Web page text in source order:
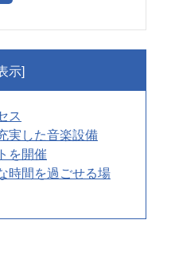
示]
ス
実した音楽設備
を開催
時間を過ごせる場